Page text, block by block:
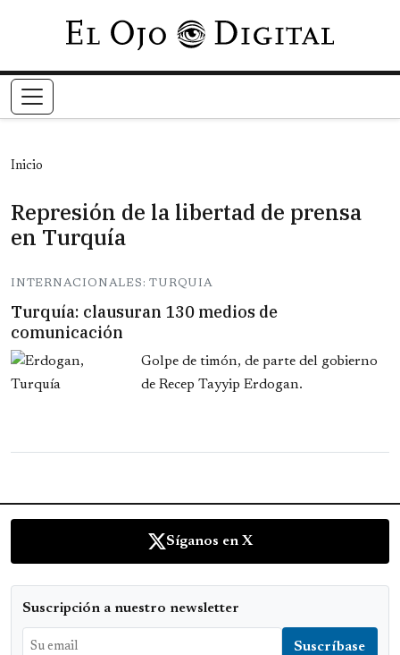
Pasar al contenido principal
Inicio
Represión de la libertad de prensa
en Turquía
INTERNACIONALES: TURQUIA
Turquía: clausuran 130 medios de
comunicación
Golpe de timón, de parte del gobierno
de Recep Tayyip Erdogan.
Síganos en X
Suscripción a nuestro newsletter